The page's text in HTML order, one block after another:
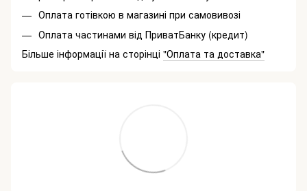
Оплата готівкою в магазині при самовивозі
Оплата частинами від ПриватБанку (кредит)
Більше інформації на сторінці "Оплата та доставка"